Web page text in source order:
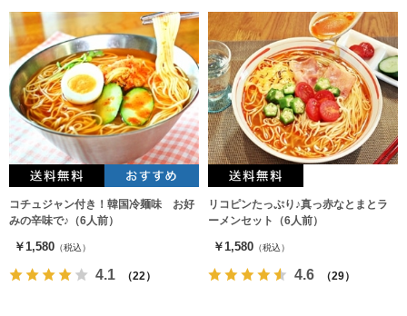
コチュジャン付き！韓国冷麺味 お好
みの辛味で♪（6人前）
￥1,580 （税込）
4.1 （22）
リコピンたっぷり♪真っ赤なとまとラ
ーメンセット（6人前）
￥1,580 （税込）
4.6 （29）